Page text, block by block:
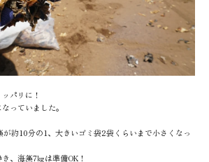
パリに！
っていました。
約10分の1、大きいゴミ袋2袋くらいまで小さくなっ
、海藻7㎏は準備OK！